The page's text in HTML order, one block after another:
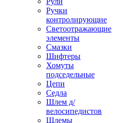
Ручки
контролирующие
Светоотражающие
элементы
Смазки
Шифтеры
Хомуты
подседельные
Цепи
Седла
Шлем д/
велосипедистов
Шлемы